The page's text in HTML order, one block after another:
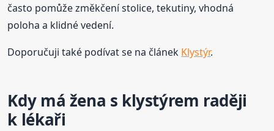
často pomůže změkčení stolice, tekutiny, vhodná
poloha a klidné vedení.
Doporučuji také podívat se na článek Klystýr.
Kdy má žena s klystýrem raději
k lékaři